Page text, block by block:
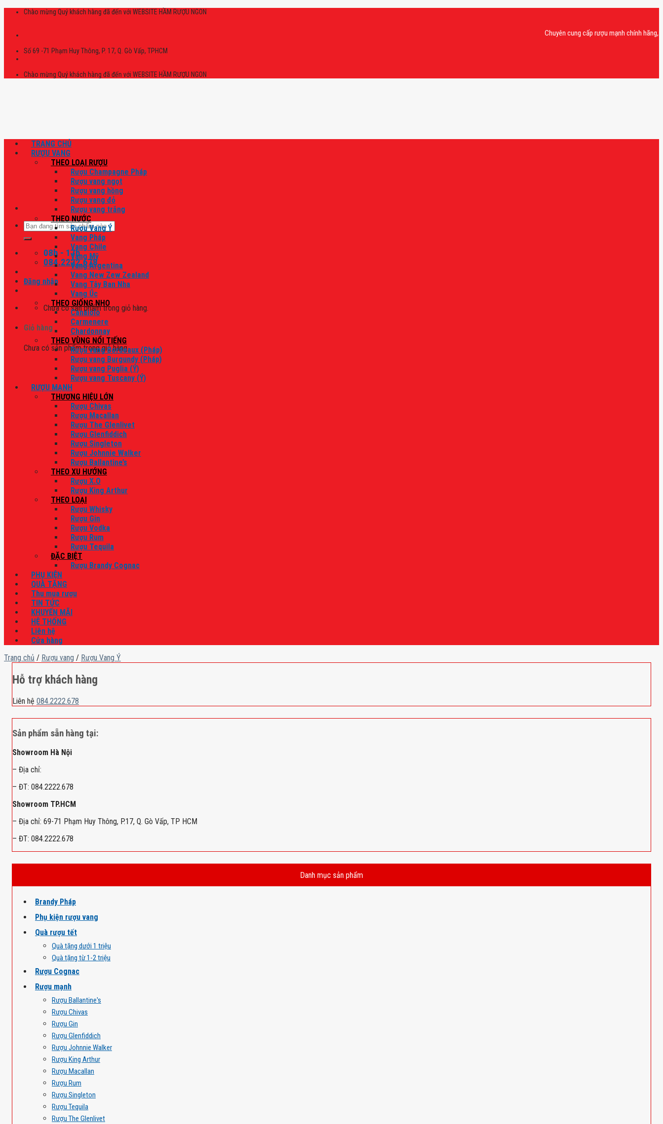
Skip
Chào mừng Quý khách hàng đã đến với WEBSITE HẦM RƯỢU NGON
Chuyên cung cấp rượu mạnh chính hãng, rượu
Số 69 -71 Phạm Huy Thông, P. 17, Q. Gò Vấp, TPHCM
Chào mừng Quý khách hàng đã đến với WEBSITE HẦM RƯỢU NGON
Tìm
kiếm:
08h - 17h
084.2222.678
Đăng nhập
Chưa có sản phẩm trong giỏ hàng.
Giỏ hàng
Chưa có sản phẩm trong giỏ hàng.
TRANG CHỦ
RƯỢU VANG
THEO LOẠI RƯỢU
Rượu Champagne Pháp
Rượu vang ngọt
Rượu vang hồng
Rượu vang đỏ
Rượu vang trắng
THEO NƯỚC
Rượu Vang Ý
Vang Pháp
Vang Chile
Vang Mỹ
Vang Argentina
Vang New Zew Zealand
Vang Tây Ban Nha
Vang Úc
THEO GIỐNG NHO
Canaiolo
Carmenere
Chardonnay
THEO VÙNG NỔI TIẾNG
Rượu vang Bordeaux (Pháp)
Rượu vang Burgundy (Pháp)
Rượu vang Puglia (Ý)
Rượu vang Tuscany (Ý)
RƯỢU MẠNH
THƯƠNG HIỆU LỚN
Rượu Chivas
Rượu Macallan
Rượu The Glenlivet
Rượu Glenfiddich
Rượu Singleton
Rượu Johnnie Walker
Rượu Ballantine’s
THEO XU HƯỚNG
Rượu X.O
Rượu King Arthur
THEO LOẠI
Rượu Whisky
Rượu Gin
Rượu Vodka
Rượu Rum
Rượu Tequila
ĐẶC BIỆT
Rượu Brandy Cognac
PHỤ KIỆN
QUÀ TẶNG
Thu mua rượu
TIN TỨC
KHUYẾN MÃI
HỆ THỐNG
Liên hệ
Cửa hàng
Trang chủ / Rượu vang / Rượu Vang Ý
Hỗ trợ khách hàng
Liên hệ 084.2222.678
Sản phẩm sẵn hàng tại:
Showroom Hà Nội
– Địa chỉ:
– ĐT: 084.2222.678
Showroom TP.HCM
– Địa chỉ: 69-71 Phạm Huy Thông, P.17, Q. Gò Vấp, TP HCM
– ĐT: 084.2222.678
Danh mục sản phẩm
Brandy Pháp
Phụ kiện rượu vang
Quà rượu tết
Quà tặng dưới 1 triệu
Quà tặng từ 1-2 triệu
Rượu Cognac
Rượu mạnh
Rượu Ballantine's
Rượu Chivas
Rượu Gin
Rượu Glenfiddich
Rượu Johnnie Walker
Rượu King Arthur
Rượu Macallan
Rượu Rum
Rượu Singleton
Rượu Tequila
Rượu The Glenlivet